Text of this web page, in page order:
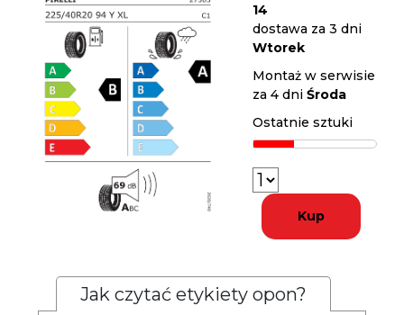
14
dostawa za 3 dni
Wtorek
Montaż w serwisie
za 4 dniŚroda
Ostatnie sztuki
Kup
Jak czytać etykiety opon?